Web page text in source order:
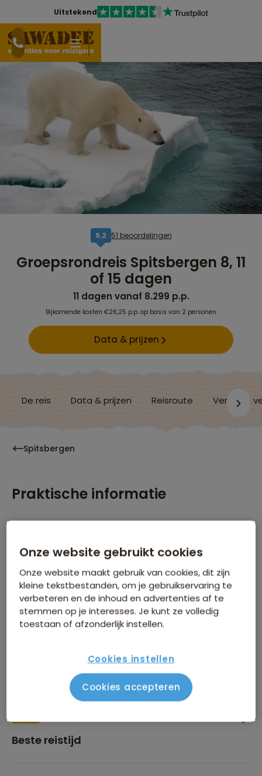
Uitstekend
9,2 51 beoordelingen
Groepsrondreis Spitsbergen 8, 11
of 15 dagen
11 dagen vanaf 8.299 p.p.
Bijkomende kosten €26,25 p.p. op basis van 2 personen
Data & prijzen
De reis Data & prijzen Reisroute Verblijf &
Spitsbergen
Praktische informatie
Inbegrepen in de reissom
Beste reistijd
Onze website gebruikt cookies
Onze website maakt gebruik van cookies, dit zijn
kleine tekstbestanden, om je gebruikservaring te
verbeteren en de inhoud en advertenties af te
stemmen op je interesses. Je kunt ze volledig
toestaan of afzonderlijk instellen.
Cookies instellen
Cookies accepteren